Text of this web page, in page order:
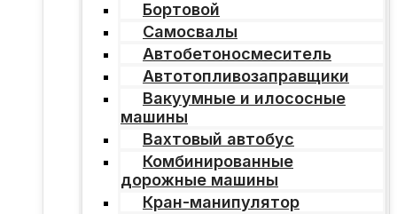
Бортовой
Самосвалы
Автобетоносмеситель
Автотопливозаправщики
Вакуумные и илососные
машины
Вахтовый автобус
Комбинированные
дорожные машины
Кран-манипулятор